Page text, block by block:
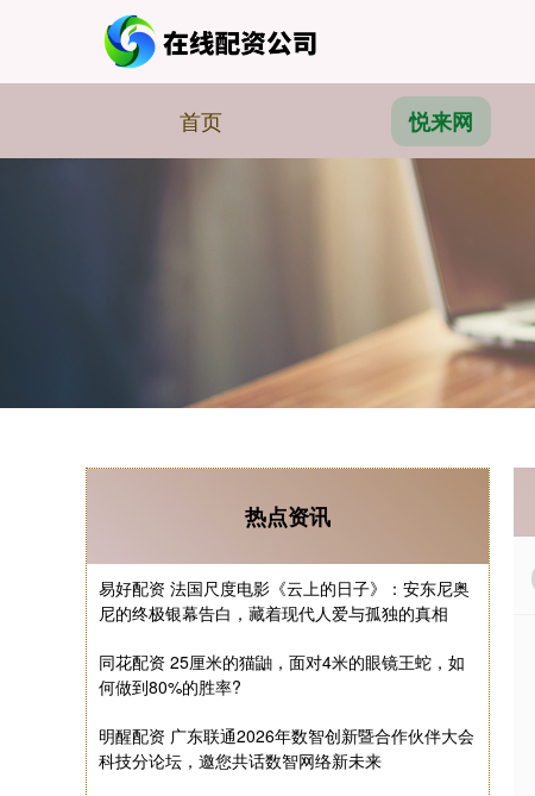
首页 悦来网
热点资讯
易好配资 法国尺度电影《云上的日子》：安东尼奥
尼的终极银幕告白，藏着现代人爱与孤独的真相
同花配资 25厘米的猫鼬，面对4米的眼镜王蛇，如
何做到80%的胜率?
明醒配资 广东联通2026年数智创新暨合作伙伴大会
科技分论坛，邀您共话数智网络新未来